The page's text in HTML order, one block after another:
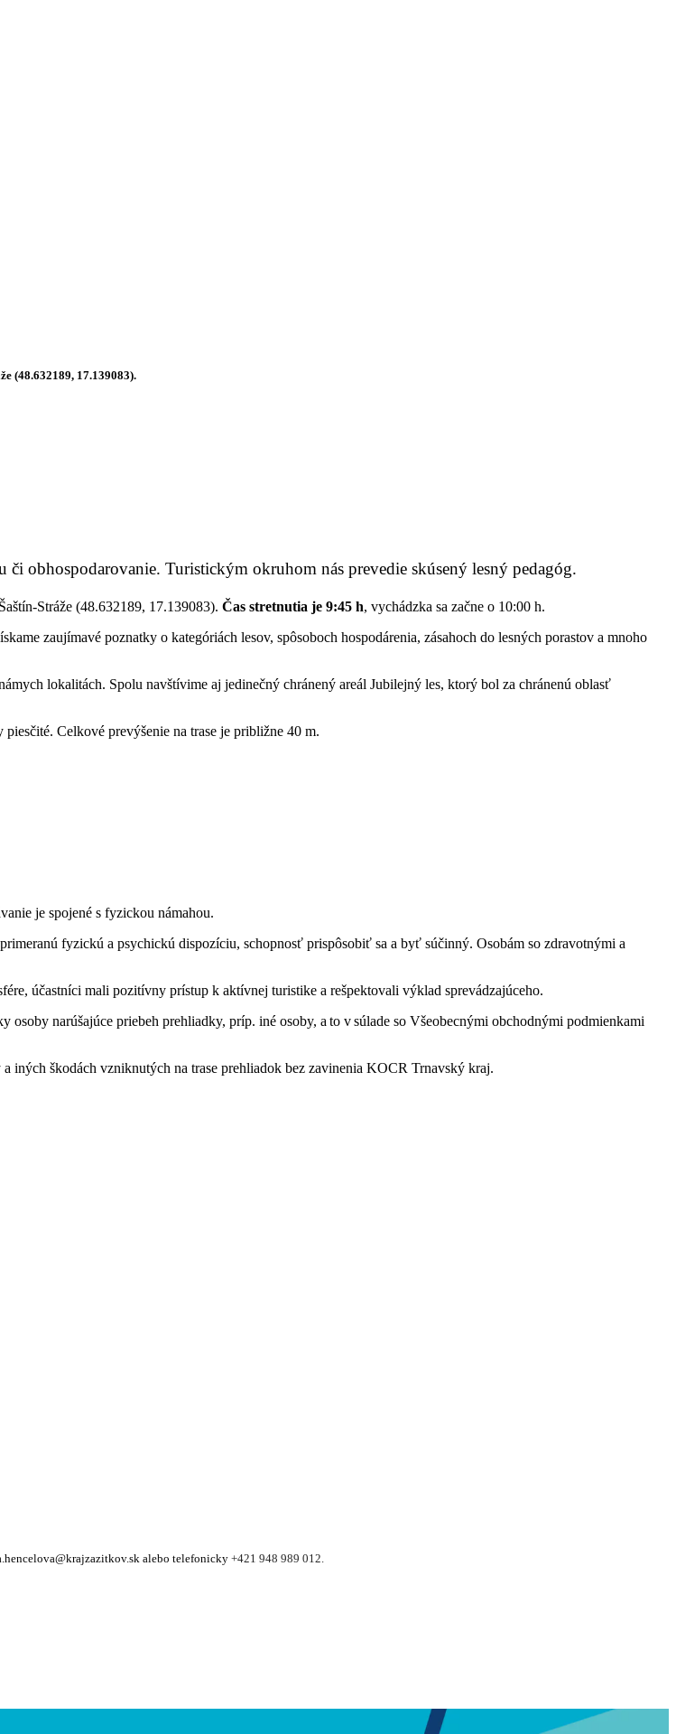
(48.632189, 17.139083).
obhospodarovanie. Turistickým okruhom nás prevedie skúsený lesný pedagóg.
Stráže (48.632189, 17.139083). Čas stretnutia je 9:45 h, vychádzka sa začne o 10:00 h.
zaujímavé poznatky o kategóriách lesov, spôsoboch hospodárenia, zásahoch do lesných porastov a mnoho
lokalitách. Spolu navštívime aj jedinečný chránený areál Jubilejný les, ktorý bol za chránenú oblasť
Celkové prevýšenie na trase je približne 40 m.
je spojené s fyzickou námahou.
fyzickú a psychickú dispozíciu, schopnosť prispôsobiť sa a byť súčinný. Osobám so zdravotnými a
účastníci mali pozitívny prístup k aktívnej turistike a rešpektovali výklad sprevádzajúceho.
narúšajúce priebeh prehliadky, príp. iné osoby, a to v súlade so Všeobecnými obchodnými podmienkami
iných škodách vzniknutých na trase prehliadok bez zavinenia KOCR Trnavský kraj.
alebo telefonicky +421 948 989 012.